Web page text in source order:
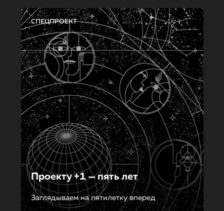
СПЕЦПРОЕКТ
Проекту +1 — пять лет
Заглядываем на пятилетку вперед